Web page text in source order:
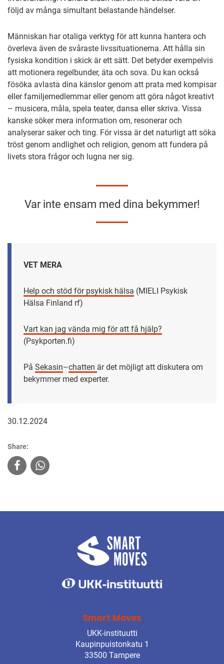
följd av många simultant belastande händelser.
Människan har otaliga verktyg för att kunna hantera och
överleva även de svåraste livssituationerna. Att hålla sin
fysiska kondition i skick är ett sätt. Det betyder exempelvis
att motionera regelbunder, äta och sova. Du kan också
fösöka avlasta dina känslor genom att prata med kompisar
eller familjemedlemmar eller genom att göra något kreativt
– musicera, måla, spela teater, dansa eller skriva. Vissa
kanske söker mera information om, resonerar och
analyserar saker och ting. För vissa är det naturligt att söka
tröst genom andlighet och religion, genom att fundera på
livets stora frågor och lugna ner sig.
Var inte ensam med dina bekymmer!
VET MERA
Help och stöd för psykisk hälsa (MIELI Psykisk
Hälsa Finland rf)
Vart kan jag vända mig för att få hjälp?
(Psykporten.fi)
På Sekasin–chatten är det möjligt att diskutera om
bekymmer med experter.
30.12.2024
Share:
Smart Moves
UKK-instituutti
Kaupinpuistonkatu 1
33500 Tampere